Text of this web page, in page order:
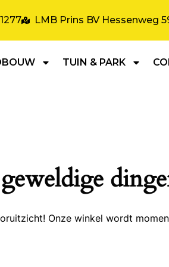
LMB Prins BV Hessenweg
TUIN & PARK
Onze winkel wordt